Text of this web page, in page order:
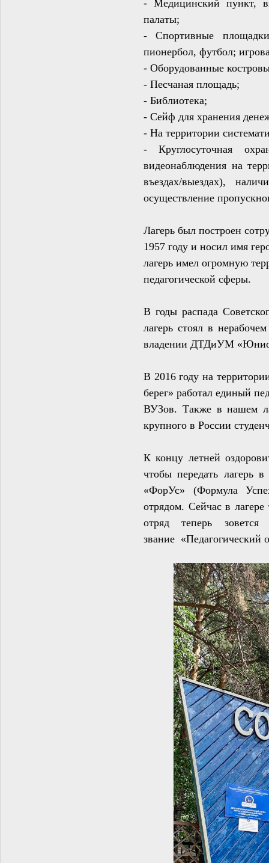
- Медицинский пункт,
палаты;
- Спортивные
пионербол, футбол;
- Оборудованные
- Песчаная площадь;
- Библиотека;
- Сейф для хранения
- На территории
- Круглосуточная
видеонаблюдения на
въездах/выездах),
осуществление
Лагерь был построен
1957 году и носил имя
лагерь имел огромную
педагогической сферы.
В годы распада
лагерь стоял в
владении ДТДиУМ
В 2016 году на
берег» работал единый
ВУЗов. Также в нашем
крупного в России
К концу летней
чтобы передать лагерь
«ФорУс» (Формула
отрядом. Сейчас в
отряд теперь
звание «Педагогический